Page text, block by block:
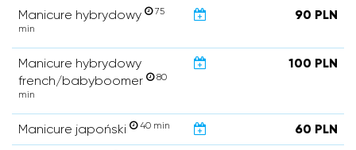
Manicure hybrydowy
75
min
90 PLN
Manicure hybrydowy
french/babyboomer
80
min
100 PLN
Manicure japoński 40 min 60 PLN